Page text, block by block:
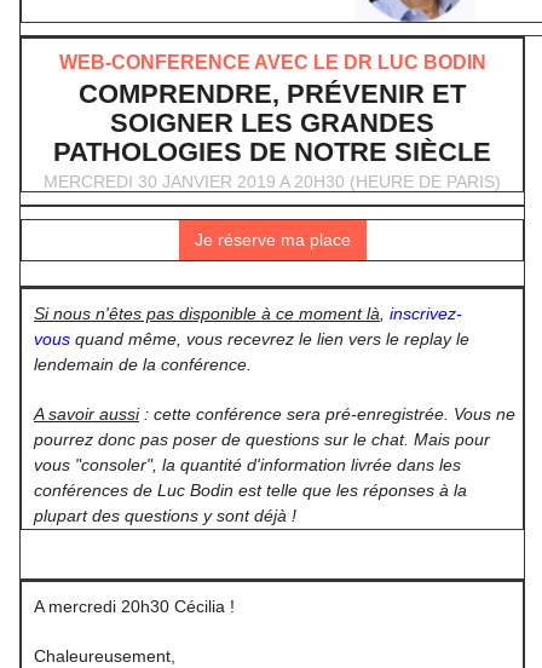
WEB-CONFERENCE AVEC LE DR LUC BODIN
COMPRENDRE, PRÉVENIR ET
SOIGNER LES GRANDES
PATHOLOGIES DE NOTRE SIÈCLE
MERCREDI 30 JANVIER 2019 A 20H30 (HEURE DE PARIS)
Je réserve ma place
Si nous n'êtes pas disponible à ce moment là inscrivez-
vous quand même, vous recevrez le lien vers le replay le
lendemain de la conférence.
A savoir aussi : cette conférence sera pré-enregistrée. Vous ne
pourrez donc pas poser de questions sur le chat. Mais pour
vous "consoler", la quantité d'information livrée dans les
conférences de Luc Bodin est telle que les réponses à la
plupart des questions y sont déjà !
A mercredi 20h30 Cécilia !
Chaleureusement,